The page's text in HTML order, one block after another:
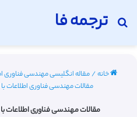
ترجمه فا
جستجو برای
خانه/مقاله انگلیسی مهندسی فناوری
مقالات مهندسی فناوری اطلاعات با
مقالات مهندسی فناوری اطلاعات با